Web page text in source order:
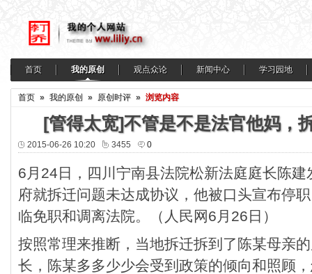
首页 我的原创 观点众论 新闻中心 学习园地
首页 » 我的原创 » 原创时评 » 浏览内容
[管得太宽]不管是不是法官他妈，
2015-06-26 10:20 3455 0
6月24日，四川宁南县法院松新法庭庭长陈
府就拆迁问题未达成协议，他被口头宣布停
临免职和调离法院。（人民网6月26日）
按照常理来推断，当地拆迁拆到了陈某母亲
长，陈某多多少少会受到政策的倾向和照顾